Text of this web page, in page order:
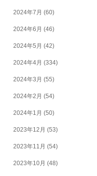
2024年7月 (60)
2024年6月 (46)
2024年5月 (42)
2024年4月 (334)
2024年3月 (55)
2024年2月 (54)
2024年1月 (50)
2023年12月 (53)
2023年11月 (54)
2023年10月 (48)